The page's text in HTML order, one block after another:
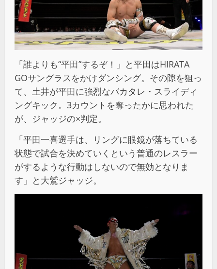
「誰よりも“平田”するぞ！」と平田はHIRATA
GOサングラスをかけダンシング。その隙を狙っ
て、土井が平田に強烈なバカタレ・スライディ
ングキック。3カウントを奪ったかに思われた
が、ジャッジの×判定。
「平田一喜選手は、リングに眼鏡が落ちている
状態で試合を決めていくという普通のレスラー
がするような行動はしないので無効となりま
す」と大鷲ジャッジ。